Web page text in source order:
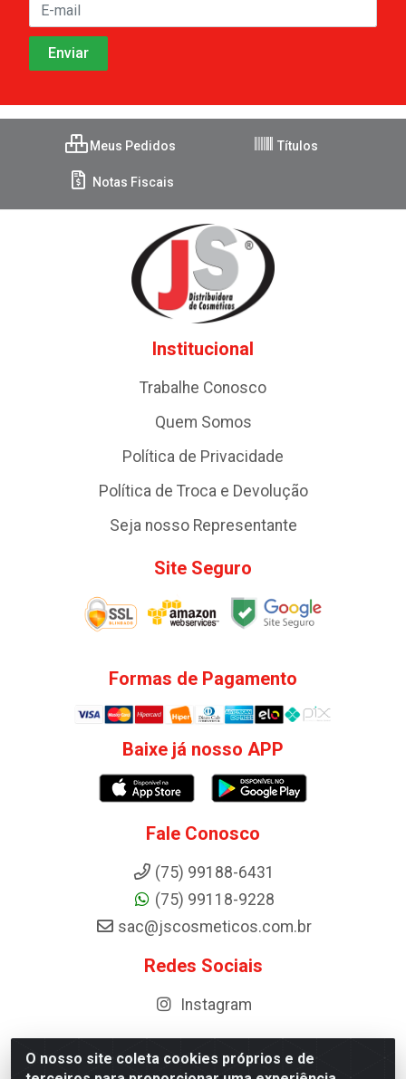
O nosso site coleta cookies próprios e de
Meus Pedidos Títulos
Notas Fiscais
Institucional
Trabalhe Conosco
Quem Somos
Política de Privacidade
Política de Troca e Devolução
Seja nosso Representante
Site Seguro
Formas de Pagamento
Baixe já nosso APP
Fale Conosco
(75) 99188-6431
(75) 99118-9228
sac@jscosmeticos.com.br
Redes Sociais
Instagram